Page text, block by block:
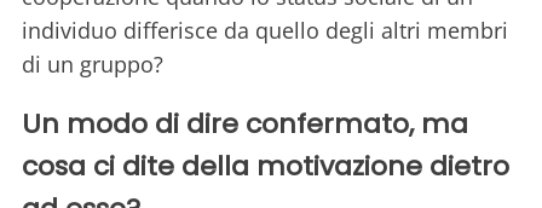
individuo differisce da quello degli altri membri
di un gruppo?
Un modo di dire confermato, ma
cosa ci dite della motivazione dietro